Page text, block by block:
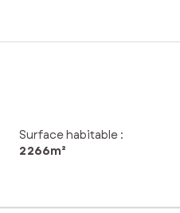
Surface habitable :
2 266m²